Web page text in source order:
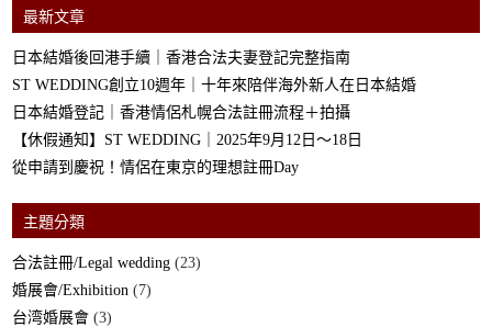
最新文章
日本結婚後回港手續｜香港合法夫妻登記完整指南
ST WEDDING創立10週年｜十年來陪伴海外新人在日本結婚
日本結婚登記｜香港情侶札幌合法註冊流程＋拍攝
【休假通知】ST WEDDING｜2025年9月12日～18日
從申請到慶祝！情侶在東京的理想註冊Day
主題分類
合法註冊/Legal wedding (23)
婚展會/Exhibition (7)
台湾婚展會 (3)